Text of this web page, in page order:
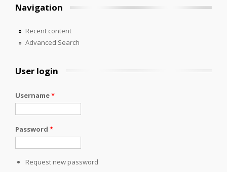
Navigation
Recent content
Advanced Search
User login
Username*
Password *
Request new password